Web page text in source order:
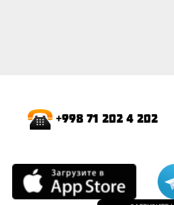
+998 71 202 4 202